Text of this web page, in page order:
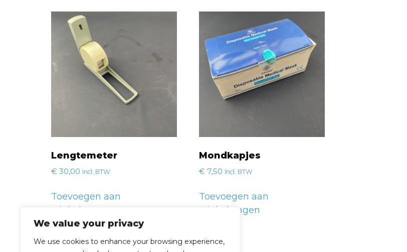
We value your privacy
We use cookies to enhance your browsing experience,
Lengtemeter
€ 30,00 Incl. BTW
Toevoegen aan
winkelwagen
Mondkapjes
€7,50 Incl. BTW
Toevoegen aan
winkelwagen